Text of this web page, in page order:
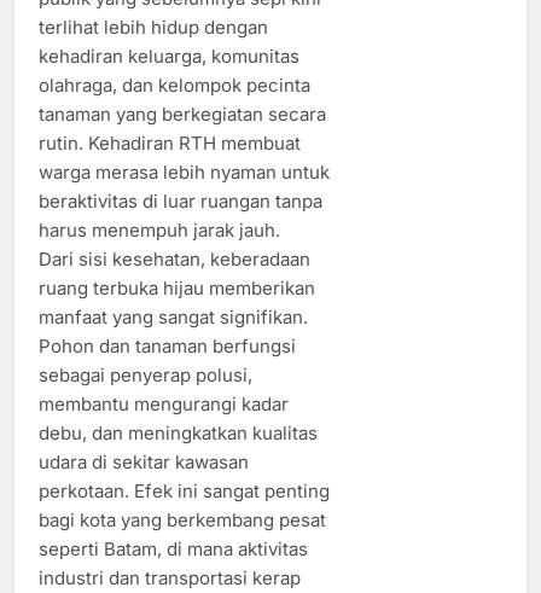
terlihat lebih hidup dengan
kehadiran keluarga, komunitas
olahraga, dan kelompok pecinta
tanaman yang berkegiatan secara
rutin. Kehadiran RTH membuat
warga merasa lebih nyaman untuk
beraktivitas di luar ruangan tanpa
harus menempuh jarak jauh.
Dari sisi kesehatan, keberadaan
ruang terbuka hijau memberikan
manfaat yang sangat signifikan.
Pohon dan tanaman berfungsi
sebagai penyerap polusi,
membantu mengurangi kadar
debu, dan meningkatkan kualitas
udara di sekitar kawasan
perkotaan. Efek ini sangat penting
bagi kota yang berkembang pesat
seperti Batam, di mana aktivitas
industri dan transportasi kerap